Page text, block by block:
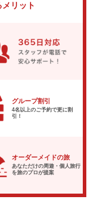
リット
グループ割引
4名以上のご予約で更に割
引！
オーダーメイドの旅
あなただけの周遊・個人旅行
を旅のプロが提案